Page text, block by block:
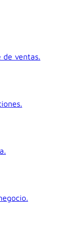
de ventas.